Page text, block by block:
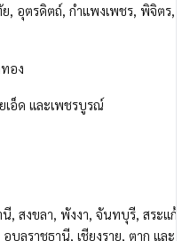
, อุตรดิตถ์, กำแพงเพชร, พิจิตร,
อง
เอ็ด และเพชรบูรณ์
, สงขลา, พังงา, จันทบุรี, สระแก้
ลราชธานี, เชียงราย, ตาก และ